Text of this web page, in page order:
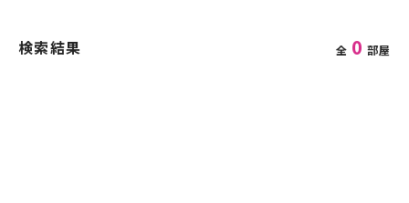
検索結果 全 0 部屋